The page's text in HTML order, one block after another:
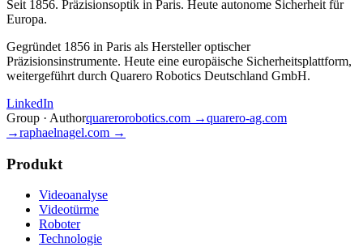
Seit 1856. Präzisionsoptik in Paris. Heute autonome Sicherheit für
Europa.
Gegründet 1856 in Paris als Hersteller optischer
Präzisionsinstrumente. Heute eine europäische Sicherheitsplattform,
weitergeführt durch Quarero Robotics Deutschland GmbH.
LinkedIn
Group · Authorquarerorobotics.com →quarero-ag.com
→raphaelnagel.com →
Produkt
Videoanalyse
Videotürme
Roboter
Technologie